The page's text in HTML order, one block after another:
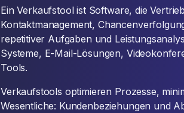
Ein Verkaufstool ist Software, die
Kontaktmanagement,
repetitiver Aufgaben und
Systeme, E-Mail-Lösungen,
Tools.
Verkaufstools optimieren Prozesse,
Wesentliche: Kundenbeziehungen und